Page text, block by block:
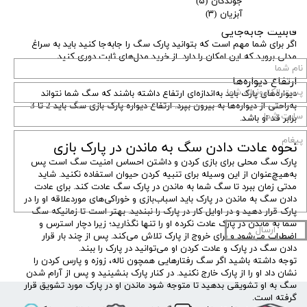
بازی سگ در نظر داشته باشید.
قابلیت جابه‌جایی
اگر برای شما مهم است که بتوانید پارک سگ را جابه‌جا کنید باید به سراغ
مدلی بروید که این امکان را دارد. از خرید مدل‌های ثابت دوری کنید.
ارتفاع دیواره‌ها
دیواره‌های پارک باید به‌اندازه‌ای ارتفاع داشته باشند که سگ شما نتواند
به‌راحتی از دیواره‌ها به بیرون بپرد. ارتفاع دیواره پارک بازی سگ باید 2 تا 3
برابر قد او باشد.
نحوه عادت دادن سگ به ماندن در پارک بازی
پارک سگ محلی برای بازی کردن و داشتن احساس امنیت سگ است پس
به‌هیچ‌عنوان از این وسیله برای تنبیه کردن حیوان استفاده نکنید. شاید
مدتی زمان ببرد تا سگ شما به ماندن در پارک سگ عادت کند. برای عادت
دادن سگ به ماندن در پارک باید اسباب‌بازی و خوراکی‌های موردعلاقه او را در
پارک قرار دهید و در اوایل کار در پارک را نبندید. بهتر است تا زمانیکه سگ
شما به ماندن در پارک عادت نکرده او را تنها نگذارید؛ زیرا دچار استرس و
اضطراب می‌شود و برای خروج از پارک تلاش می‌کند. پس از چند بار قرار
دادن سگ در پارک و عادت کردن او می‌توانید در پارک را ببند.
توجه داشته باشید اگر سگ رفتارهایی همچون ناله، زوزه و پارس کردن را
نشان داد او را از پارک خارج نکنید. در کنار پارک بنشینید و پس از آرام شدن
سگ به او تشویقی بدهید تا متوجه شود ماندن او در پارک مورد تشویق قرار
گرفته است.
ارسال
آبزیان (۳)